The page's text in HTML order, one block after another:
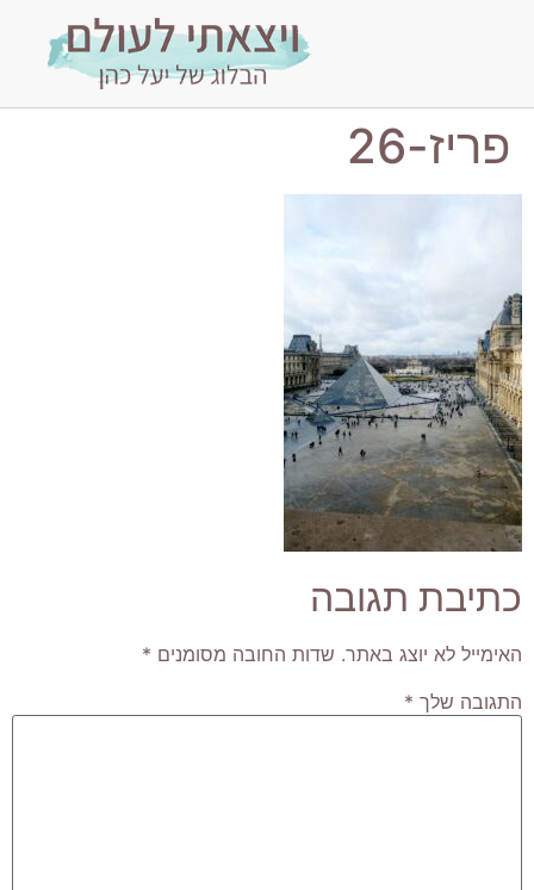
פריז-26
כתיבת תגובה
האימייל לא יוצג באתר. שדות החובה מסומנים *
התגובה שלך *